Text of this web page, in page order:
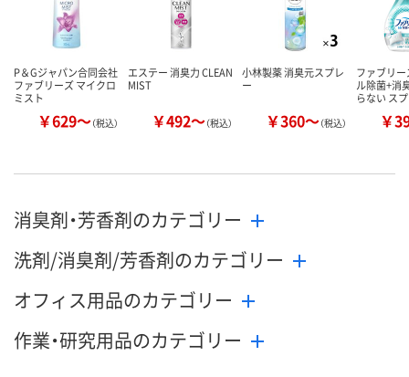
カゴへ カ
P＆Gジャパン合同会社
ファブリーズ マイクロ
ミスト
￥629～（税込）
エステー 消臭力 CLEAN
MIST
￥492～（税込）
小林製薬 消臭元スプレ
ー
￥360～（税込）
ファブリ
ル除菌+消
らない ス
￥
消臭剤・芳香剤のカテゴリー
洗剤/消臭剤/芳香剤のカテゴリー
オフィス用品のカテゴリー
作業・研究用品のカテゴリー